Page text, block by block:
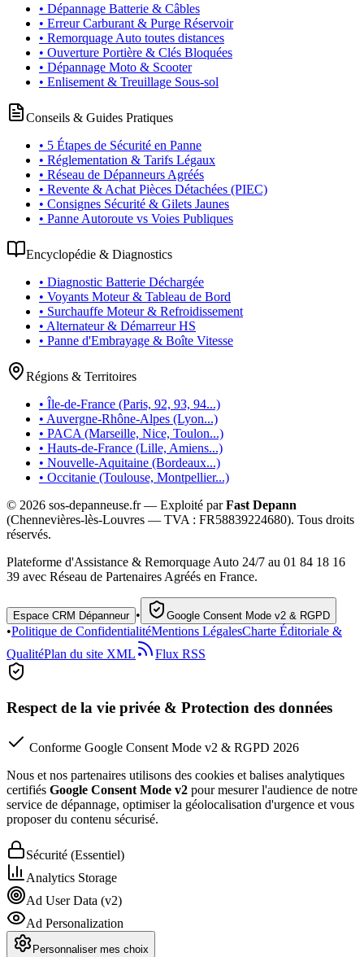
• Dépannage Batterie & Câbles
• Erreur Carburant & Purge Réservoir
• Remorquage Auto toutes distances
• Ouverture Portière & Clés Bloquées
• Dépannage Moto & Scooter
• Enlisement & Treuillage Sous-sol
Conseils & Guides Pratiques
• 5 Étapes de Sécurité en Panne
• Réglementation & Tarifs Légaux
• Réseau de Dépanneurs Agréés
• Revente & Achat Pièces Détachées (PIEC)
• Consignes Sécurité & Gilets Jaunes
• Panne Autoroute vs Voies Publiques
Encyclopédie & Diagnostics
• Diagnostic Batterie Déchargée
• Voyants Moteur & Tableau de Bord
• Surchauffe Moteur & Refroidissement
• Alternateur & Démarreur HS
• Panne d'Embrayage & Boîte Vitesse
Régions & Territoires
• Île-de-France (Paris, 92, 93, 94...)
• Auvergne-Rhône-Alpes (Lyon...)
• PACA (Marseille, Nice, Toulon...)
• Hauts-de-France (Lille, Amiens...)
• Nouvelle-Aquitaine (Bordeaux...)
• Occitanie (Toulouse, Montpellier...)
© 2026 sos-depanneuse.fr — Exploité parFast Depann
(Chennevières-lès-Louvres — TVA : FR58839224680). Tous droits
réservés.
Plateforme d'Assistance & Remorquage Auto 24/7 au 01 84 18 16
39 avec Réseau de Partenaires Agréés en France.
Espace CRM Dépanneur • Google Consent Mode v2 & RGPD
•Politique de ConfidentialitéMentions LégalesCharte Éditoriale &
QualitéPlan du site XML Flux RSS
Respect de la vie privée & Protection des données
Conforme Google Consent Mode v2 & RGPD 2026
Nous et nos partenaires utilisons des cookies et balises analytiques
certifiés Google Consent Mode v2 pour mesurer l'audience de notre
service de dépannage, optimiser la géolocalisation d'urgence et vous
proposer du contenu sécurisé.
Sécurité (Essentiel)
Analytics Storage
Ad User Data (v2)
Ad Personalization
Personnaliser mes choix